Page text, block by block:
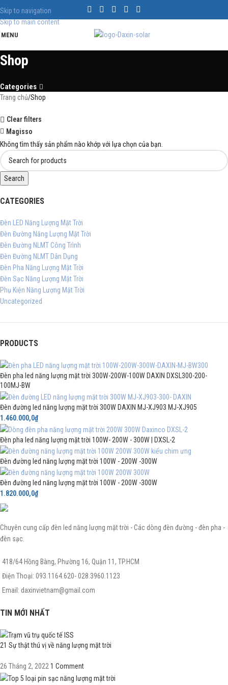
Skip to navigation
Skip to main content
MENU
Shop
Categories
CATEGORIES
Đèn LED Năng Lượng Mặt Trời
Đèn Đường Năng Lượng Mặt Trời
Đèn Đường NLMT Công Trình
Đèn Đường NLMT Dân Dụng
Đèn Pha Năng Lượng Mặt Trời
Đèn Sạc Năng Lượng Mặt Trời
Phụ Kiện Năng Lượng Mặt Trời
Uncategorized
PRODUCTS
Đèn pha led năng lượng mặt trời 300W-200W-100W DAXIN DXSL300-200-
100MJ-BW
Đèn đường led năng lượng mặt trời 300W DAXIN MJ-XJ903 MJ-XJ905
1.460.000,0₫
Đèn pha led năng lượng mặt trời 100W- 200W - 300W | DXSL-2
Đèn đường led năng lượng mặt trời 100W - 200W -300W
Đèn đường led năng lượng mặt trời 100W - 200W -300W
1.820.000,0₫
Trang chủ Shop
Clear filters
Magisso
Không tìm thấy sản phẩm nào khớp với lựa chọn của bạn.
Search
Chuyên cung cấp đèn led năng lượng mặt trời - Các dòng đèn đường - đèn pha -
đèn sạc.
418/64 Hồng Bàng, Phường 16, Quận 11, TP.HCM
Điện Thoại: 093.1164.620- 028.3960.1123
Email: daxinvietnam@gmail.com
TIN MỚI NHẤT
21 Sự thật thú vị về năng lượng mặt trời
26 Tháng 2, 20221 Comment